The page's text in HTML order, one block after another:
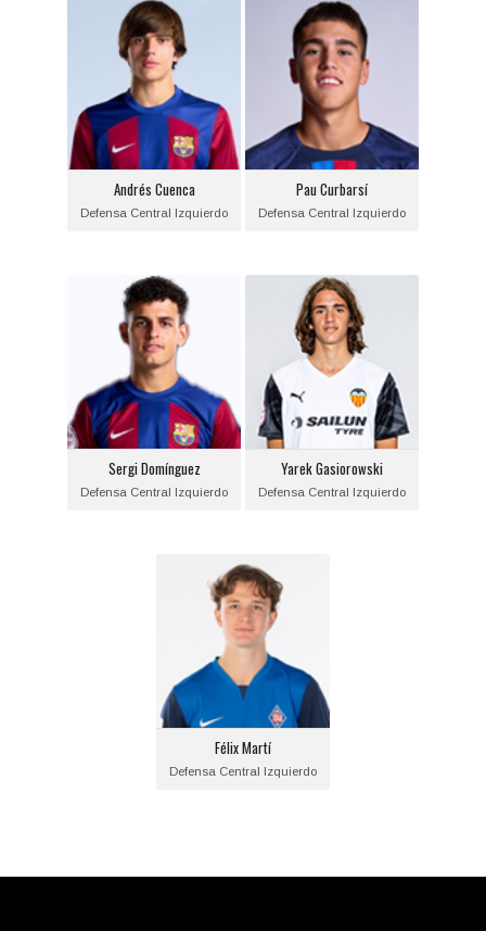
Andrés Cuenca
Defensa Central Izquierdo
Andrés Cuenca
Posición:
Defensa Central
Izquierdo
Fecha de nacimiento:
2007-06-11
F.C. Barcelona
Pau Curbarsí
Defensa Central Izquierdo
Pau Curbarsí
Posición:
Defensa Central
Izquierdo
Fecha de nacimiento:
2007-01-22
F.C. Barcelona
Sergi Domínguez
Defensa Central Izquierdo
Sergi Domínguez
Posición:
Defensa Central
Izquierdo
Fecha de nacimiento:
2005-04-01
Equipo actual:
F.C. Barcelona
Yarek Gasiorowski
Defensa Central Izquierdo
Yarek Gasiorowski
Posición:
Defensa Central
Izquierdo
Fecha de nacimiento:
2005-01-12
Valencia C.F.
Félix Martí
Defensa Central Izquierdo
Félix Martí
Posición:
Defensa Central
Izquierdo
Fecha de nacimiento:
2004-04-21
SD Amorebieta